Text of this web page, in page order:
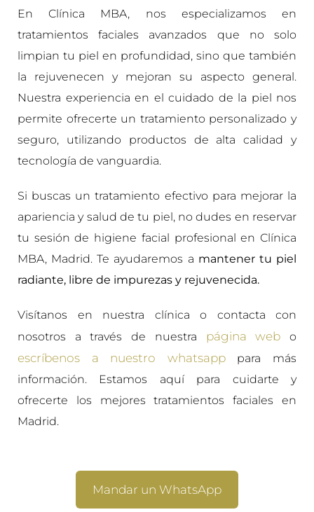
En Clínica MBA, nos especializamos en
tratamientos faciales avanzados que no solo
limpian tu piel en profundidad, sino que también
la rejuvenecen y mejoran su aspecto general.
Nuestra experiencia en el cuidado de la piel nos
permite ofrecerte un tratamiento personalizado y
seguro, utilizando productos de alta calidad y
tecnología de vanguardia.
Si buscas un tratamiento efectivo para mejorar la
apariencia y salud de tu piel, no dudes en reservar
tu sesión de higiene facial profesional en Clínica
MBA, Madrid. Te ayudaremos a mantener tu piel
radiante, libre de impurezas y rejuvenecida.
Visítanos en nuestra clínica o contacta con
nosotros a través de nuestra página web o
escríbenos a nuestro whatsapppara más
información. Estamos aquí para cuidarte y
ofrecerte los mejores tratamientos faciales en
Madrid.
Mandar un WhatsApp